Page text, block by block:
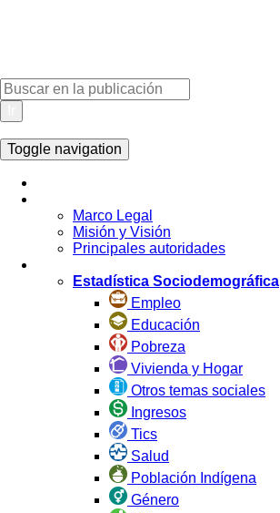
Toggle navigation
Marco Legal
Misión y Visión
Principales autoridades
Estadística Sociodemográfica
Empleo
Educación
Pobreza
Vivienda y Hogar
Otros temas sociales
Ingresos
Tics
Salud
Población Indígena
Género